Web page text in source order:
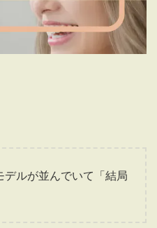
ルが並んでいて「結局